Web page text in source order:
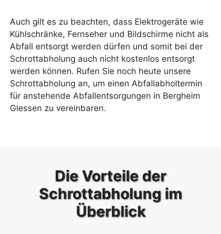
Auch gilt es zu beachten, dass Elektrogeräte wie
Kühlschränke, Fernseher und Bildschirme nicht als
Abfall entsorgt werden dürfen und somit bei der
Schrottabholung auch nicht kostenlos entsorgt
werden können. Rufen Sie noch heute unsere
Schrottabholung an, um einen Abfallabholtermin
für anstehende Abfallentsorgungen in Bergheim
Glessen zu vereinbaren.
Die Vorteile der
Schrottabholung im
Überblick